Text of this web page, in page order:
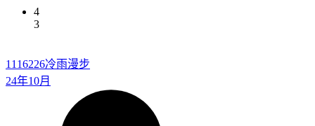
4
3
1116226冷雨漫步
24年10月